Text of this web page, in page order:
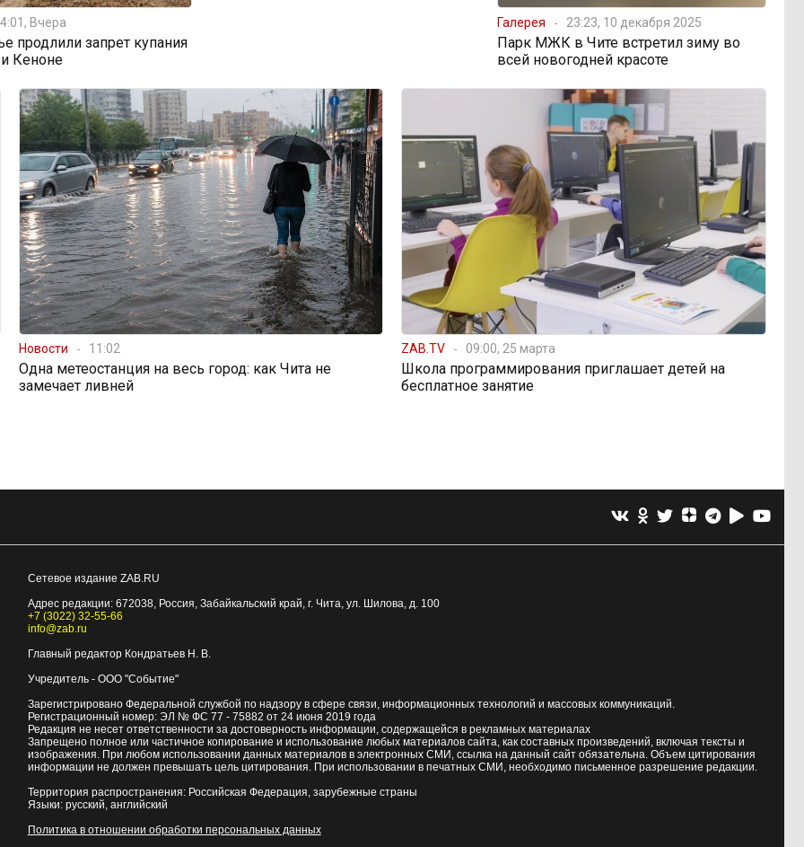
Вчера
продлили запрет купания
Кеноне
Галерея 23:23, 10 декабря 2025
Парк МЖК в Чите встретил зиму во
всей новогодней красоте
Новости 11:02
Одна метеостанция на весь город: как Чита не
замечает ливней
ZAB.TV 09:00, 25 марта
Школа программирования приглашает детей на
бесплатное занятие
Сетевое издание ZAB.RU
Адрес редакции: 672038, Россия, Забайкальский край, г. Чита, ул. Шилова, д. 100
+7 (3022) 32-55-66
info@zab.ru
Главный редактор Кондратьев Н. В.
Учредитель - ООО "Событие"
Зарегистрировано Федеральной службой по надзору в сфере связи, информационных технологий и массовых коммуникаций.
Регистрационный номер: ЭЛ № ФС 77 - 75882 от 24 июня 2019 года
Редакция не несет ответственности за достоверность информации, содержащейся в рекламных материалах
Запрещено полное или частичное копирование и использование любых материалов сайта, как составных произведений, включая тексты и
изображения. При любом использовании данных материалов в электронных СМИ, ссылка на данный сайт обязательна. Объем цитирования
информации не должен превышать цель цитирования. При использовании в печатных СМИ, необходимо письменное разрешение редакции.
Территория распространения: Российская Федерация, зарубежные страны
Языки: русский, английский
Политика в отношении обработки персональных данных